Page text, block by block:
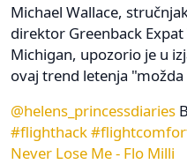
Michael Wallace,
direktor Greenback
Michigan, upozorio je u
ovaj trend letenja
@helens_princessdiaries
#flighthack
Never Lose Me - Flo Milli